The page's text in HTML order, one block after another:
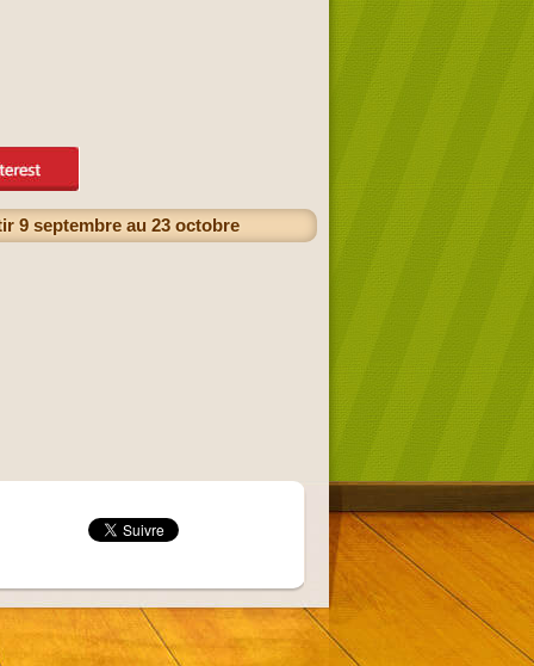
9 septembre au 23 octobre